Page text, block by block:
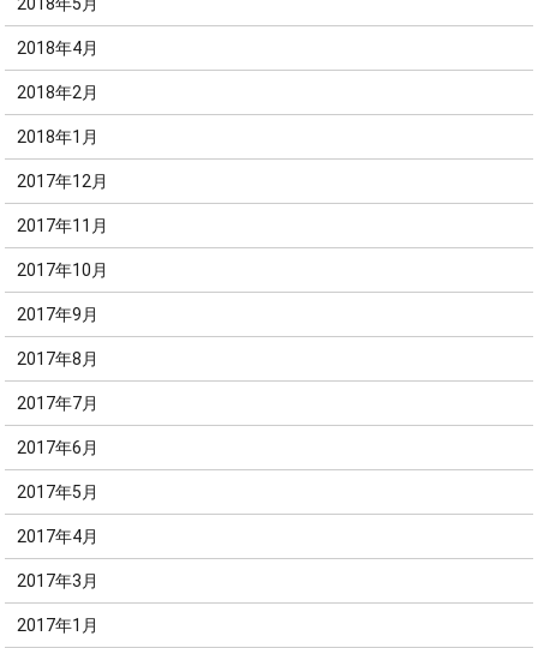
2018年5月
2018年4月
2018年2月
2018年1月
2017年12月
2017年11月
2017年10月
2017年9月
2017年8月
2017年7月
2017年6月
2017年5月
2017年4月
2017年3月
2017年1月